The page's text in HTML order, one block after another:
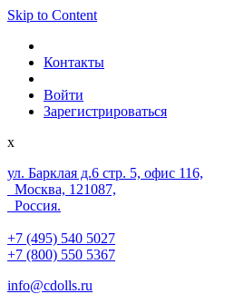
Skip to Content
Контакты
Войти
Зарегистрироваться
x
ул. Барклая д.6 стр. 5, офис 116,
Москва, 121087,
Россия.
+7 (495) 540 5027
+7 (800) 550 5367
info@cdolls.ru